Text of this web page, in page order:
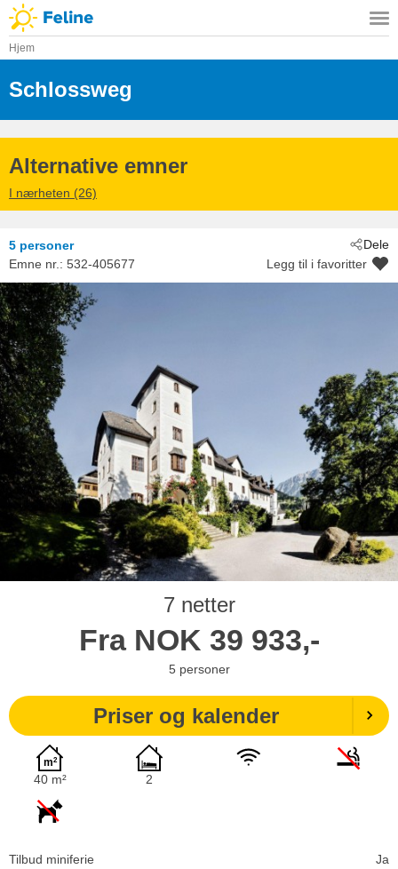
Hjem
Schlossweg
- 8962
- Michaelerberg-Pruggern
Alternative emner
I nærheten (26)
Dele
5 personer
Emne nr.: 532-405677 Legg til i favoritter
7 netter
Fra NOK 39 933,-
5 personer
Priser og kalender
40 m² 2
Tilbud miniferie
Ja